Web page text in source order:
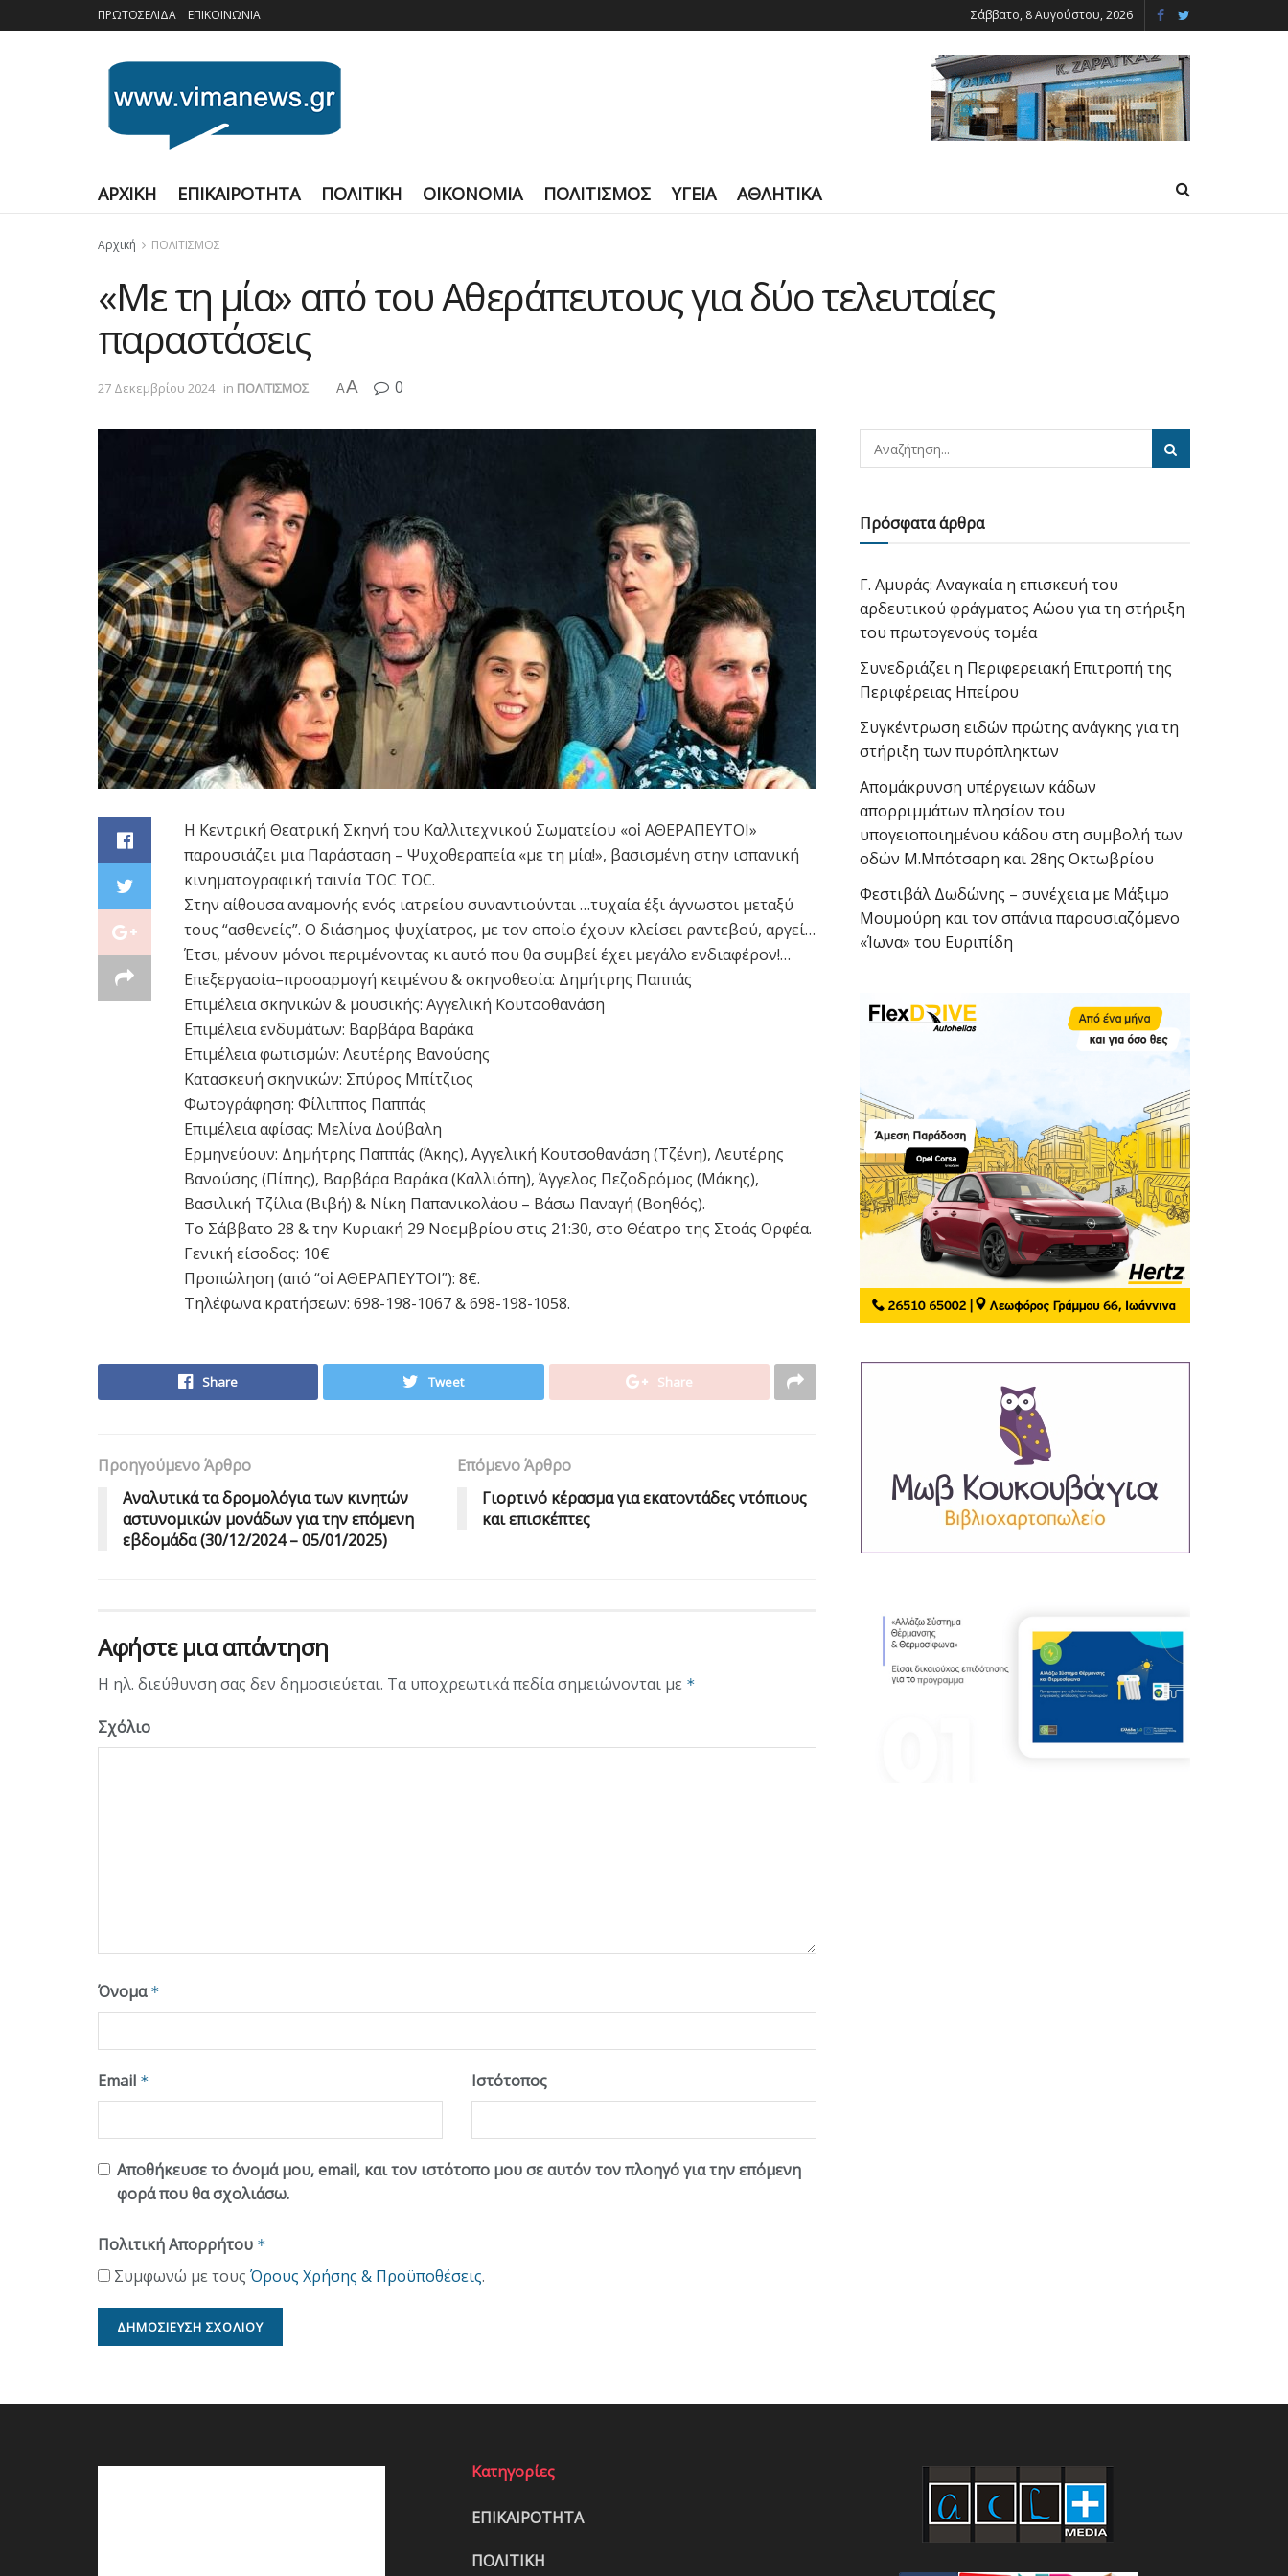
ΠΡΩΤΟΣΕΛΙΔΑ ΕΠΙΚΟΙΝΩΝΙΑ Σάββατο, 8 Αυγούστου, 2026
ΑΡΧΙΚΗ ΕΠΙΚΑΙΡΟΤΗΤΑ ΠΟΛΙΤΙΚΗ ΟΙΚΟΝΟΜΙΑ ΠΟΛΙΤΙΣΜΟΣ ΥΓΕΙΑ ΑΘΛΗΤΙΚΑ
Αρχική ΠΟΛΙΤΙΣΜΟΣ
«Με τη μία» από του Αθεράπευτους για δύο τελευταίες
παραστάσεις
27 Δεκεμβρίου 2024 in ΠΟΛΙΤΙΣΜΟΣ AA 0
Η Κεντρική Θεατρική Σκηνή του Καλλιτεχνικού Σωματείου «οἱ ΑΘΕΡΑΠΕΥΤΟΙ»
παρουσιάζει μια Παράσταση – Ψυχοθεραπεία «με τη μία!», βασισμένη στην ισπανική
κινηματογραφική ταινία TOC TOC.
Στην αίθουσα αναμονής ενός ιατρείου συναντιούνται …τυχαία έξι άγνωστοι μεταξύ
τους “ασθενείς”. Ο διάσημος ψυχίατρος, με τον οποίο έχουν κλείσει ραντεβού, αργεί…
Έτσι, μένουν μόνοι περιμένοντας κι αυτό που θα συμβεί έχει μεγάλο ενδιαφέρον!…
Επεξεργασία–προσαρμογή κειμένου & σκηνοθεσία: Δημήτρης Παππάς
Επιμέλεια σκηνικών & μουσικής: Αγγελική Κουτσοθανάση
Επιμέλεια ενδυμάτων: Βαρβάρα Βαράκα
Επιμέλεια φωτισμών: Λευτέρης Βανούσης
Κατασκευή σκηνικών: Σπύρος Μπίτζιος
Φωτογράφηση: Φίλιππος Παππάς
Επιμέλεια αφίσας: Μελίνα Δούβαλη
Ερμηνεύουν: Δημήτρης Παππάς (Άκης), Αγγελική Κουτσοθανάση (Τζένη), Λευτέρης
Βανούσης (Πίπης), Βαρβάρα Βαράκα (Καλλιόπη), Άγγελος Πεζοδρόμος (Μάκης),
Βασιλική Τζίλια (Βιβή) & Νίκη Παπανικολάου – Βάσω Παναγή (Βοηθός).
Το Σάββατο 28 & την Κυριακή 29 Νοεμβρίου στις 21:30, στο Θέατρο της Στοάς Ορφέα.
Γενική είσοδος: 10€
Προπώληση (από “οἱ ΑΘΕΡΑΠΕΥΤΟΙ”): 8€.
Τηλέφωνα κρατήσεων: 698-198-1067 & 698-198-1058.
Share Tweet Share
Προηγούμενο Άρθρο
Αναλυτικά τα δρομολόγια των κινητών
αστυνομικών μονάδων για την επόμενη
εβδομάδα (30/12/2024 – 05/01/2025)
Επόμενο Άρθρο
Γιορτινό κέρασμα για εκατοντάδες ντόπιους
και επισκέπτες
Αφήστε μια απάντηση
Η ηλ. διεύθυνση σας δεν δημοσιεύεται. Τα υποχρεωτικά πεδία σημειώνονται με *
Σχόλιο
Όνομα *
Email * Ιστότοπος
Αποθήκευσε το όνομά μου, email, και τον ιστότοπο μου σε αυτόν τον πλοηγό για την επόμενη
φορά που θα σχολιάσω.
Πολιτική Απορρήτου *
Συμφωνώ με τους Όρους Χρήσης & Προϋποθέσεις.
Πρόσφατα άρθρα
Γ. Αμυράς: Αναγκαία η επισκευή του
αρδευτικού φράγματος Αώου για τη στήριξη
του πρωτογενούς τομέα
Συνεδριάζει η Περιφερειακή Επιτροπή της
Περιφέρειας Ηπείρου
Συγκέντρωση ειδών πρώτης ανάγκης για τη
στήριξη των πυρόπληκτων
Απομάκρυνση υπέργειων κάδων
απορριμμάτων πλησίον του
υπογειοποιημένου κάδου στη συμβολή των
οδών Μ.Μπότσαρη και 28ης Οκτωβρίου
Φεστιβάλ Δωδώνης – συνέχεια με Μάξιμο
Μουμούρη και τον σπάνια παρουσιαζόμενο
«Ίωνα» του Ευριπίδη
Κατηγορίες
ΕΠΙΚΑΙΡΟΤΗΤΑ
ΠΟΛΙΤΙΚΗ